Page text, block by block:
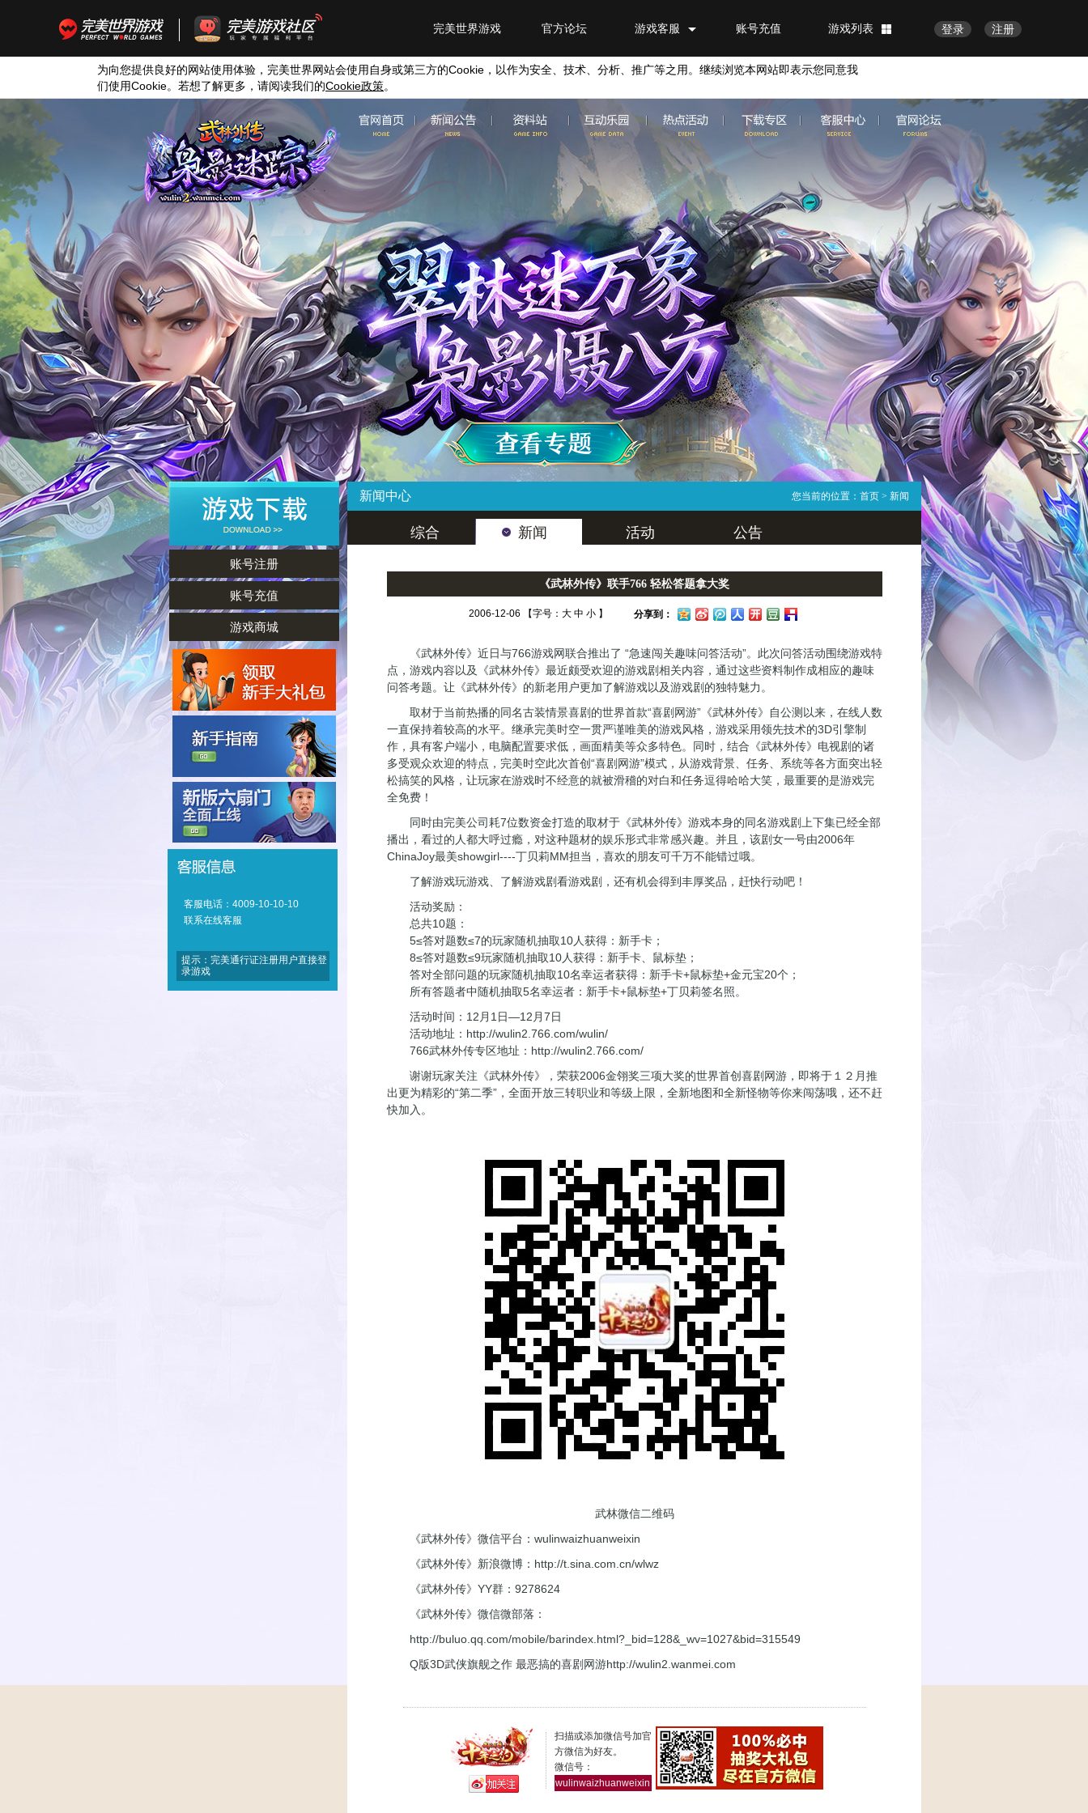
注册
登录
游戏列表
账号充值
游戏客服
官方论坛
完美世界游戏
为向您提供良好的网站使用体验，完美世界网站会使用自身或第三方的Cookie ，以作为安全、技术、分析、推广等之用。继续浏览本网站即表示您同意我
们使用Cookie。若想了解更多，请阅读我们的Cookie政策。
账号注册
账号充值
游戏商城
客服电话：4009-10-10-10
联系在线客服
提示：完美通行证注册用户直接登
录游戏
您当前的位置： 首页 > 新闻
新闻中心
综合 新闻 活动 公告
《武林外传》联手766 轻松答题拿大奖
2006-12-06 【字号： 大 中 小】 分享到：
《武林外传》近日与766游戏网联合推出了 “急速闯关趣味问答活动”。此次问答活动围绕游戏特
点，游戏内容以及《武林外传》最近颇受欢迎的游戏剧相关内容，通过这些资料制作成相应的趣味
问答考题。让《武林外传》的新老用户更加了解游戏以及游戏剧的独特魅力。
取材于当前热播的同名古装情景喜剧的世界首款“喜剧网游”《武林外传》自公测以来，在线人数
一直保持着较高的水平。继承完美时空一贯严谨唯美的游戏风格，游戏采用领先技术的3D引擎制
作，具有客户端小，电脑配置要求低，画面精美等众多特色。同时，结合《武林外传》电视剧的诸
多受观众欢迎的特点，完美时空此次首创“喜剧网游”模式，从游戏背景、任务、系统等各方面突出轻
松搞笑的风格，让玩家在游戏时不经意的就被滑稽的对白和任务逗得哈哈大笑，最重要的是游戏完
全免费！
同时由完美公司耗7位数资金打造的取材于《武林外传》游戏本身的同名游戏剧上下集已经全部
播出，看过的人都大呼过瘾，对这种题材的娱乐形式非常感兴趣。并且，该剧女一号由2006年
ChinaJoy最美showgirl----丁贝莉MM担当，喜欢的朋友可千万不能错过哦。
了解游戏玩游戏、了解游戏剧看游戏剧，还有机会得到丰厚奖品，赶快行动吧！
活动奖励：
总共10题：
5≤答对题数≤7的玩家随机抽取10人获得：新手卡；
8≤答对题数≤9玩家随机抽取10人获得：新手卡、鼠标垫；
答对全部问题的玩家随机抽取10名幸运者获得：新手卡+鼠标垫+金元宝20个；
所有答题者中随机抽取5名幸运者：新手卡+鼠标垫+丁贝莉签名照。
活动时间：12月1日—12月7日
活动地址： http://wulin2.766.com/wulin/
766武林外传专区地址： http://wulin2.766.com/
谢谢玩家关注《武林外传》，荣获2006金翎奖三项大奖的世界首创喜剧网游，即将于１２月推
出更为精彩的“第二季”，全面开放三转职业和等级上限，全新地图和全新怪物等你来闯荡哦，还不赶
快加入。
武林微信二维码
《武林外传》微信平台：wulinwaizhuanweixin
《武林外传》新浪微博： http://t.sina.com.cn/wlwz
《武林外传》YY群：9278624
《武林外传》微信微部落：
http://buluo.qq.com/mobile/barindex.html?_bid=128&_wv=1027&bid=315549
Q版3D武侠旗舰之作 最恶搞的喜剧网游http://wulin2.wanmei.com
扫描或添加微信号加官
方微信为好友。
微信号：
wulinwaizhuanweixin